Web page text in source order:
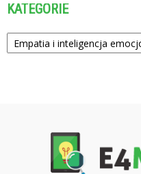
KATEGORIE
Kategorie